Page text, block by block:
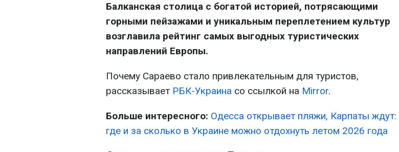
Балканская столица с богатой историей, потрясающими
горными пейзажами и уникальным переплетением культур
возглавила рейтинг самых выгодных туристических
направлений Европы.
Почему Сараево стало привлекательным для туристов,
рассказывает РБК-Украина со ссылкой на Mirror.
Больше интересного: Одесса открывает пляжи, Карпаты ждут:
где и за сколько в Украине можно отдохнуть летом 2026 года